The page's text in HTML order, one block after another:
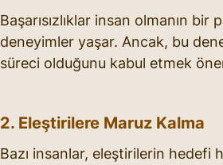
Başarısızlıklar insan olmanın
deneyimler yaşar. Ancak, bu
süreci olduğunu kabul etmek
2. Eleştirilere Maruz Kalma
Bazı insanlar, eleştirilerin hedefi